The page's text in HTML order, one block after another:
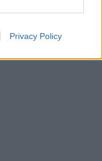
Privacy Policy